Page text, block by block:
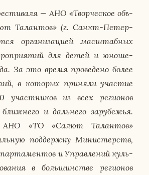
— АНО «Твор­че­ское объ­
Та­лан­тов» (г. Санкт-Пе­тер­
ор­га­ни­за­ци­ей мас­штаб­ных
для детей и юно­ше­
За это время про­ве­де­но более
в ко­то­рых при­ня­ли уча­стие
участ­ни­ков из всех ре­ги­о­нов
и даль­не­го за­ру­бе­жья.
АНО «ТО «Салют Та­лан­тов»
под­держ­ку Ми­ни­стерств,
и Управ­ле­ний куль­
в боль­шин­стве ре­ги­о­нов